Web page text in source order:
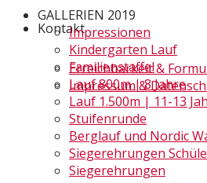
Kontakt
Erreichbarkeit &
Impressum &
GALLERIEN 2019
Impressionen
Kindergarten Lauf
Familienstaffel
Lauf 800m | 8 Jahre
Lauf 1.500m | 11-13
Stuifenrunde
Berglauf und Nordic
Siegerehrungen
Siegerehrungen